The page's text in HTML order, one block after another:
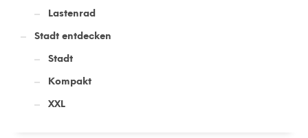
Lastenrad
Stadt entdecken
Stadt
Kompakt
XXL